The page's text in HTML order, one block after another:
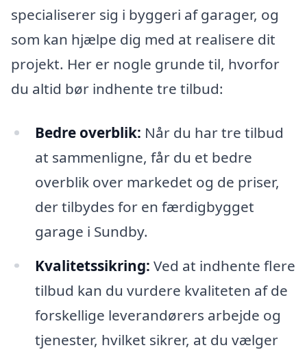
specialiserer sig i byggeri af garager, og
som kan hjælpe dig med at realisere dit
projekt. Her er nogle grunde til, hvorfor
du altid bør indhente tre tilbud:
Bedre overblik: Når du har tre tilbud
at sammenligne, får du et bedre
overblik over markedet og de priser,
der tilbydes for en færdigbygget
garage i Sundby.
Kvalitetssikring: Ved at indhente flere
tilbud kan du vurdere kvaliteten af de
forskellige leverandørers arbejde og
tjenester, hvilket sikrer, at du vælger